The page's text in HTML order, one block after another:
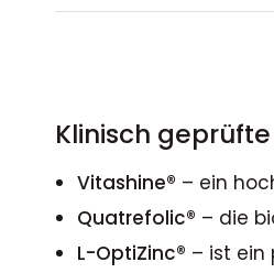
Klinisch
Vitashine® – ein
Quatrefolic® – die
L-OptiZinc® – ist ein